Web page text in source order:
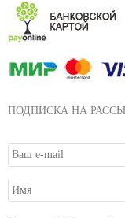
ПОДПИСКА НА